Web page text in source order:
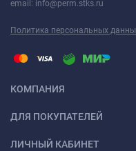
email: info@perm.stks.ru
Политика персональных
КОМПАНИЯ
ДЛЯ ПОКУПАТЕЛЕЙ
ЛИЧНЫЙ КАБИНЕТ